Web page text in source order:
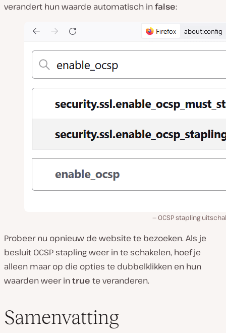
verandert hun waarde automatisch infalse:
OCSP stapling
Probeer nu opnieuw de website te bezoeken. Als je
besluit OCSP stapling weer in te schakelen, hoef je
alleen maar op die opties te dubbelklikken en hun
waarden weer intrue te veranderen.
Samenvatting